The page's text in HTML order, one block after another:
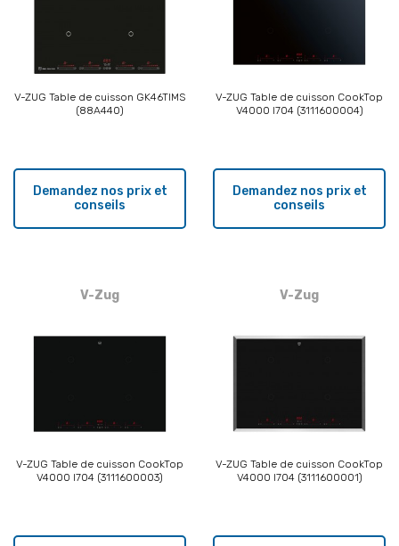
V-ZUG Table de cuisson GK46TIMS
(88A440)
Demandez nos prix et
conseils
V-ZUG Table de cuisson CookTop
V4000 I704 (3111600004)
Demandez nos prix et
conseils
V-Zug
V-ZUG Table de cuisson CookTop
V4000 I704 (3111600003)
V-Zug
V-ZUG Table de cuisson CookTop
V4000 I704 (3111600001)